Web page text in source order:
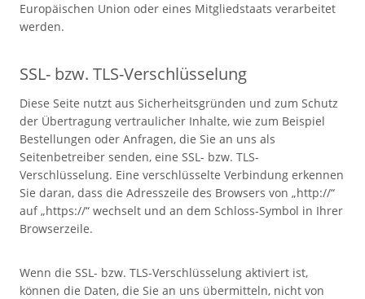
Europäischen Union oder eines Mitgliedstaats verarbeitet
werden.
SSL- bzw. TLS-Verschlüsselung
Diese Seite nutzt aus Sicherheitsgründen und zum Schutz
der Übertragung vertraulicher Inhalte, wie zum Beispiel
Bestellungen oder Anfragen, die Sie an uns als
Seitenbetreiber senden, eine SSL- bzw. TLS-
Verschlüsselung. Eine verschlüsselte Verbindung erkennen
Sie daran, dass die Adresszeile des Browsers von „http://“
auf „https://“ wechselt und an dem Schloss-Symbol in Ihrer
Browserzeile.
Wenn die SSL- bzw. TLS-Verschlüsselung aktiviert ist,
können die Daten, die Sie an uns übermitteln, nicht von